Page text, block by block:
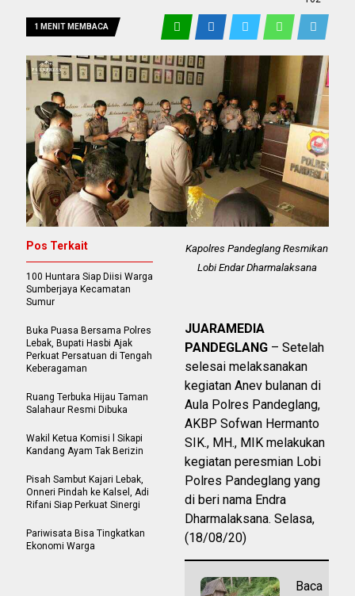
1 MENIT MEMBACA
Kapolres Pandeglang Resmikan
Lobi Endar Dharmalaksana
JUARAMEDIA
PANDEGLANG – Setelah
selesai melaksanakan
kegiatan Anev bulanan di
Aula Polres Pandeglang,
AKBP Sofwan Hermanto
SIK., MH., MIK melakukan
kegiatan peresmian Lobi
Polres Pandeglang yang
di beri nama Endra
Dharmalaksana. Selasa,
(18/08/20)
Baca
Pos Terkait
100 Huntara Siap Diisi Warga
Sumberjaya Kecamatan
Sumur
Buka Puasa Bersama Polres
Lebak, Bupati Hasbi Ajak
Perkuat Persatuan di Tengah
Keberagaman
Ruang Terbuka Hijau Taman
Salahaur Resmi Dibuka
Wakil Ketua Komisi l Sikapi
Kandang Ayam Tak Berizin
Pisah Sambut Kajari Lebak,
Onneri Pindah ke Kalsel, Adi
Rifani Siap Perkuat Sinergi
Pariwisata Bisa Tingkatkan
Ekonomi Warga